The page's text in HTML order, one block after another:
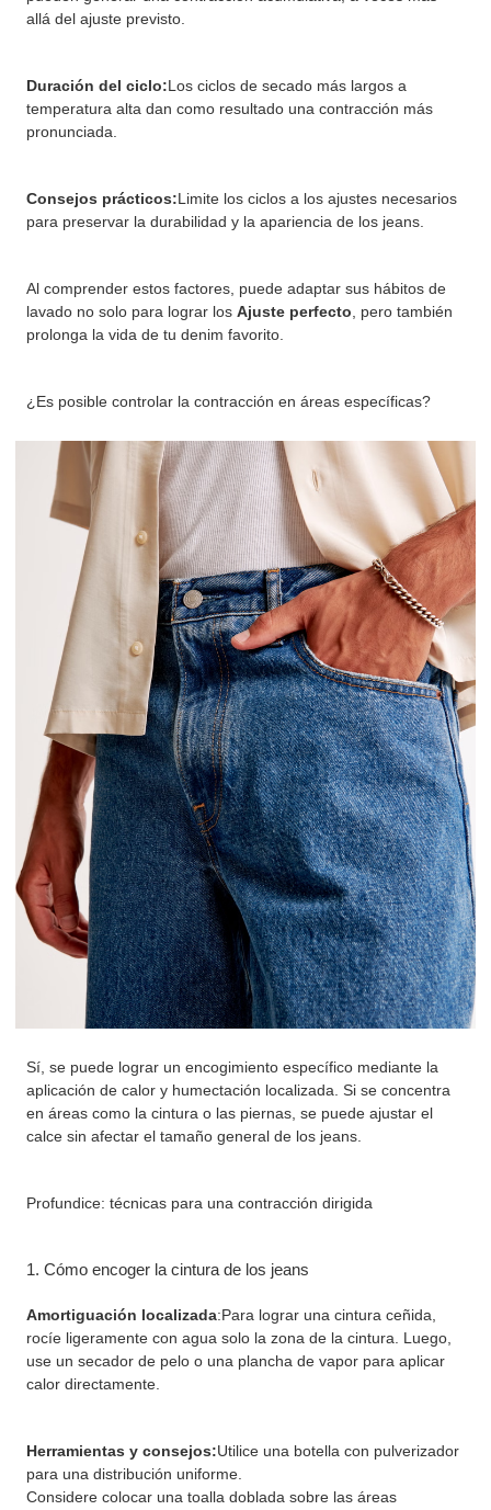
allá del ajuste previsto.
Duración del ciclo:Los ciclos de secado más largos a
temperatura alta dan como resultado una contracción más
pronunciada.
Consejos prácticos:Limite los ciclos a los ajustes necesarios
para preservar la durabilidad y la apariencia de los jeans.
Al comprender estos factores, puede adaptar sus hábitos de
lavado no solo para lograr losAjuste perfecto, pero también
prolonga la vida de tu denim favorito.
¿Es posible controlar la contracción en áreas específicas?
Sí, se puede lograr un encogimiento específico mediante la
aplicación de calor y humectación localizada. Si se concentra
en áreas como la cintura o las piernas, se puede ajustar el
calce sin afectar el tamaño general de los jeans.
Profundice: técnicas para una contracción dirigida
1. Cómo encoger la cintura de los jeans
Amortiguación localizada:Para lograr una cintura ceñida,
rocíe ligeramente con agua solo la zona de la cintura. Luego,
use un secador de pelo o una plancha de vapor para aplicar
calor directamente.
Herramientas y consejos:Utilice una botella con pulverizador
para una distribución uniforme.
Considere colocar una toalla doblada sobre las áreas